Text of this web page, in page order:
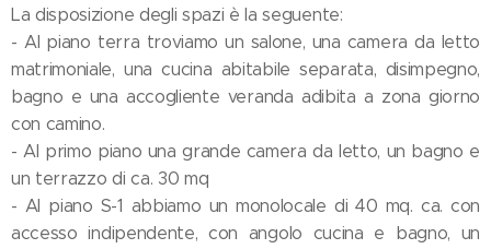
La disposizione degli spazi è la seguente:
- Al piano terra troviamo un salone, una camera da letto
matrimoniale, una cucina abitabile separata, disimpegno,
bagno e una accogliente veranda adibita a zona giorno
con camino.
- Al primo piano una grande camera da letto, un bagno e
un terrazzo di ca. 30 mq
- Al piano S-1 abbiamo un monolocale di 40 mq. ca. con
accesso indipendente, con angolo cucina e bagno, un